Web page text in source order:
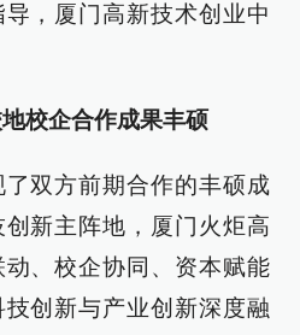
，厦门高新技术创业中
校企合作成果丰硕
双方前期合作的丰硕成
新主阵地，厦门火炬高
、校企协同、资本赋能
创新与产业创新深度融